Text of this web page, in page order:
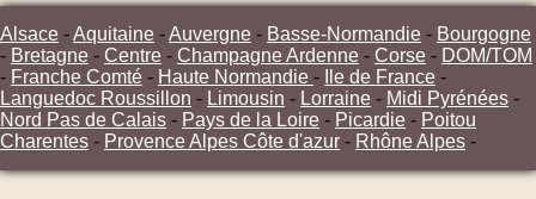
Alsace -Aquitaine -Auvergne - Basse-Normandie - Bourgogne
- Bretagne - Centre - Champagne Ardenne - Corse - DOM/TOM
- Franche Comté - Haute Normandie - Ile de France -
Languedoc Roussillon - Limousin - Lorraine - Midi Pyrénées -
Nord Pas de Calais - Pays de la Loire - Picardie - Poitou
Charentes - Provence Alpes Côte d'azur - Rhône Alpes -